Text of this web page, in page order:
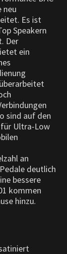
neu
Es ist
Speakern
Der
ein
sind auf den
Ultra-Low
an
deutlich
bessere
kommen
hinzu.